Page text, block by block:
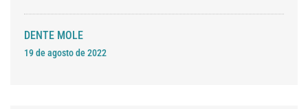
DENTE MOLE
19 de agosto de 2022